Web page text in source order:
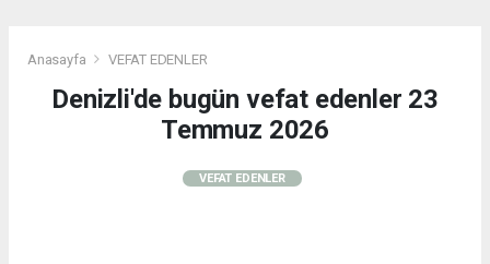
Anasayfa VEFAT EDENLER
Denizli'de bugün vefat edenler 23
Temmuz 2026
VEFAT EDENLER